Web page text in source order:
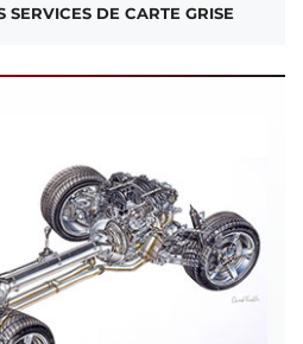
SERVICES DE CARTE GRISE